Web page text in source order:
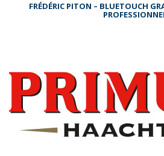
FRÉDÉRIC PITON – BLUETOUCH